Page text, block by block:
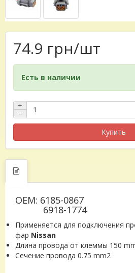
74.9 грн/шт
Есть в наличии
+
−
Купить
OEM: 6185-0867
6918-1774
Применяется для подключения
фар Nissan
Длина провода от клеммы 150
Сечение провода 0.75 mm2